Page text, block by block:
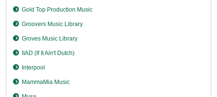
Gold Top Production Music
Groovers Music Library
Groves Music Library
IIAD (If It Ain't Dutch)
Interpool
MammaMia Music